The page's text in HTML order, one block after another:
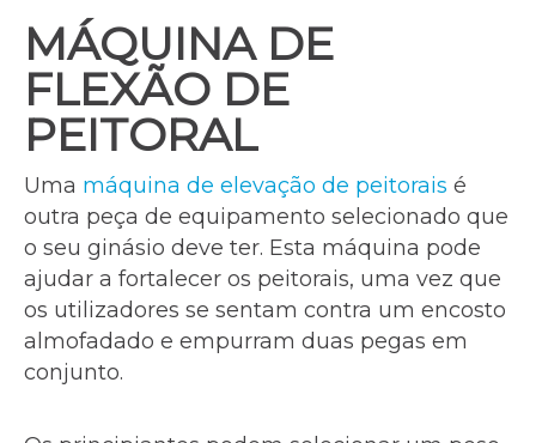
MÁQUINA DE
FLEXÃO DE
PEITORAL
Uma máquina de elevação de peitorais é
outra peça de equipamento selecionado que
o seu ginásio deve ter. Esta máquina pode
ajudar a fortalecer os peitorais, uma vez que
os utilizadores se sentam contra um encosto
almofadado e empurram duas pegas em
conjunto.